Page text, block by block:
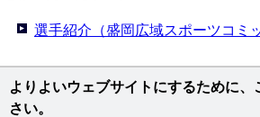
選手紹介（盛岡広域スポーツコミ
よりよいウェブサイトにするために
さい。